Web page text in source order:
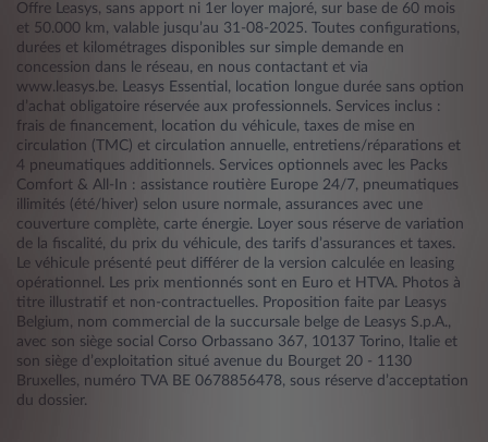
Offre Leasys, sans apport ni 1er loyer majoré, sur base de 60 mois
et 50.000 km, valable jusqu’au 31-08-2025. Toutes configurations,
durées et kilométrages disponibles sur simple demande en
concession dans le réseau, en nous contactant et via
www.leasys.be. Leasys Essential, location longue durée sans option
d’achat obligatoire réservée aux professionnels. Services inclus :
frais de financement, location du véhicule, taxes de mise en
circulation (TMC) et circulation annuelle, entretiens/réparations et
4 pneumatiques additionnels. Services optionnels avec les Packs
Comfort & All-In : assistance routière Europe 24/7, pneumatiques
illimités (été/hiver) selon usure normale, assurances avec une
couverture complète, carte énergie. Loyer sous réserve de variation
de la fiscalité, du prix du véhicule, des tarifs d’assurances et taxes.
Le véhicule présenté peut différer de la version calculée en leasing
opérationnel. Les prix mentionnés sont en Euro et HTVA. Photos à
titre illustratif et non-contractuelles. Proposition faite par Leasys
Belgium, nom commercial de la succursale belge de Leasys S.p.A.,
avec son siège social Corso Orbassano 367, 10137 Torino, Italie et
son siège d’exploitation situé avenue du Bourget 20 - 1130
Bruxelles, numéro TVA BE 0678856478, sous réserve d’acceptation
du dossier.